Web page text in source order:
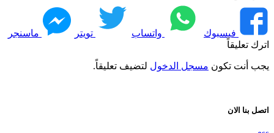
فيسبوك واتساب تويتر ماسنجر
اترك تعليقاً
يجب أنت تكون مسجل الدخول لتضيف تعليقاً.
اتصل بنا الان